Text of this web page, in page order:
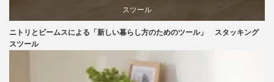
スツール
ビーチ
ニトリとビームスによる「新しい暮らし方のためのツール」 スタッキング
スツール